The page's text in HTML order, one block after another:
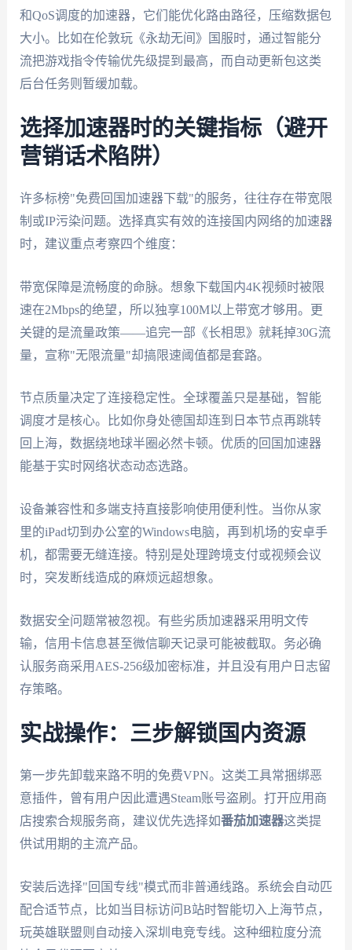
和QoS调度的加速器，它们能优化路由路径，压缩数据包
大小。比如在伦敦玩《永劫无间》国服时，通过智能分
流把游戏指令传输优先级提到最高，而自动更新包这类
后台任务则暂缓加载。
选择加速器时的关键指标（避开
营销话术陷阱）
许多标榜"免费回国加速器下载"的服务，往往存在带宽限
制或IP污染问题。选择真实有效的连接国内网络的加速器
时，建议重点考察四个维度：
带宽保障是流畅度的命脉。想象下载国内4K视频时被限
速在2Mbps的绝望，所以独享100M以上带宽才够用。更
关键的是流量政策——追完一部《长相思》就耗掉30G流
量，宣称"无限流量"却搞限速阈值都是套路。
节点质量决定了连接稳定性。全球覆盖只是基础，智能
调度才是核心。比如你身处德国却连到日本节点再跳转
回上海，数据绕地球半圈必然卡顿。优质的回国加速器
能基于实时网络状态动态选路。
设备兼容性和多端支持直接影响使用便利性。当你从家
里的iPad切到办公室的Windows电脑，再到机场的安卓手
机，都需要无缝连接。特别是处理跨境支付或视频会议
时，突发断线造成的麻烦远超想象。
数据安全问题常被忽视。有些劣质加速器采用明文传
输，信用卡信息甚至微信聊天记录可能被截取。务必确
认服务商采用AES-256级加密标准，并且没有用户日志留
存策略。
实战操作：三步解锁国内资源
第一步先卸载来路不明的免费VPN。这类工具常捆绑恶
意插件，曾有用户因此遭遇Steam账号盗刷。打开应用商
店搜索合规服务商，建议优先选择如番茄加速器这类提
供试用期的主流产品。
安装后选择"回国专线"模式而非普通线路。系统会自动匹
配合适节点，比如当目标访问B站时智能切入上海节点，
玩英雄联盟则自动接入深圳电竞专线。这种细粒度分流